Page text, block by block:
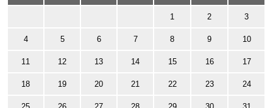
1 2 3
4 5 6 7 8 9 10
11 12 13 14 15 16 17
18 19 20 21 22 23 24